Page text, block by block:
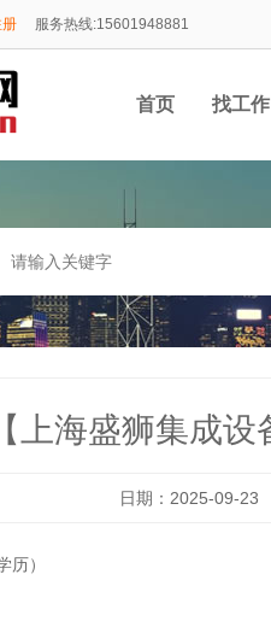
服务热线:15601948881
首页 找工作
【上海盛狮集成
日期：2025-09-23
历）